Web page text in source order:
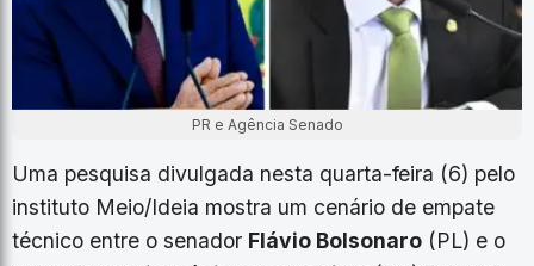
PR e Agência Senado
Uma pesquisa divulgada nesta quarta-feira (6) pelo
instituto Meio/Ideia mostra um cenário de empate
técnico entre o senador Flávio Bolsonaro (PL) e o